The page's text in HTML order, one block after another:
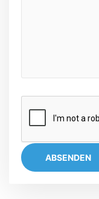
ABSENDEN